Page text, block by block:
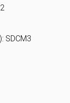
SDCM3